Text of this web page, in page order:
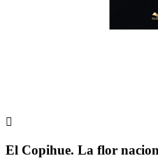

El Copihue. La flor